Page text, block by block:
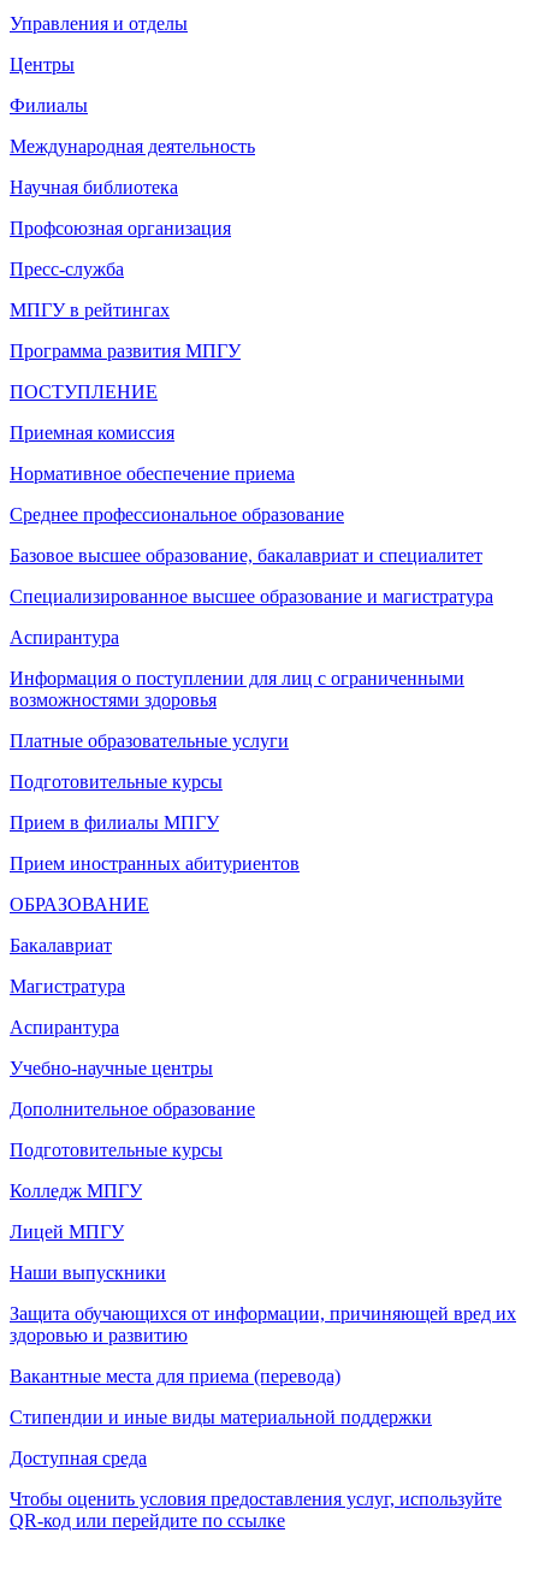
Управления и отделы
Центры
Филиалы
Международная деятельность
Научная библиотека
Профсоюзная организация
Пресс-служба
МПГУ в рейтингах
Программа развития МПГУ
ПОСТУПЛЕНИЕ
Приемная комиссия
Нормативное обеспечение приема
Среднее профессиональное образование
Базовое высшее образование, бакалавриат и специалитет
Специализированное высшее образование и магистратура
Аспирантура
Информация о поступлении для лиц с ограниченными
возможностями здоровья
Платные образовательные услуги
Подготовительные курсы
Прием в филиалы МПГУ
Прием иностранных абитуриентов
ОБРАЗОВАНИЕ
Бакалавриат
Магистратура
Аспирантура
Учебно-научные центры
Дополнительное образование
Подготовительные курсы
Колледж МПГУ
Лицей МПГУ
Наши выпускники
Защита обучающихся от информации, причиняющей вред их
здоровью и развитию
Вакантные места для приема (перевода)
Стипендии и иные виды материальной поддержки
Доступная среда
Чтобы оценить условия предоставления услуг, используйте
QR-код или перейдите по ссылке